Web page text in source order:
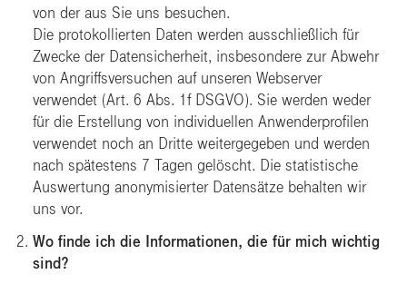
von der aus Sie uns besuchen.
Die protokollierten Daten werden ausschließlich für
Zwecke der Datensicherheit, insbesondere zur Abwehr
von Angriffsversuchen auf unseren Webserver
verwendet (Art. 6 Abs. 1f DSGVO). Sie werden weder
für die Erstellung von individuellen Anwenderprofilen
verwendet noch an Dritte weitergegeben und werden
nach spätestens 7 Tagen gelöscht. Die statistische
Auswertung anonymisierter Datensätze behalten wir
uns vor.
Wo finde ich die Informationen, die für mich wichtig
sind?